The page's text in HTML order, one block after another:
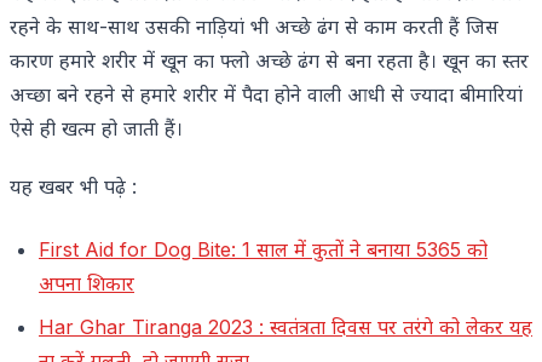
रहने के साथ-साथ उसकी नाड़ियां भी अच्छे ढंग से काम करती हैं जिस
कारण हमारे शरीर में खून का फ्लो अच्छे ढंग से बना रहता है। खून का स्तर
अच्छा बने रहने से हमारे शरीर में पैदा होने वाली आधी से ज्यादा बीमारियां
ऐसे ही खत्म हो जाती हैं।
यह खबर भी पढ़े :
First Aid for Dog Bite: 1 साल में कुतों ने बनाया 5365 को
अपना शिकार
Har Ghar Tiranga 2023 : स्वतंत्रता दिवस पर तरंगे को लेकर यह